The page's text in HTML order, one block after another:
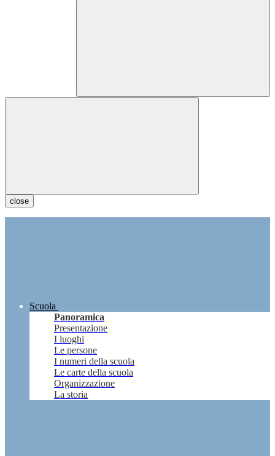
close
Scuola
Panoramica
Presentazione
I luoghi
Le persone
I numeri della scuola
Le carte della scuola
Organizzazione
La storia